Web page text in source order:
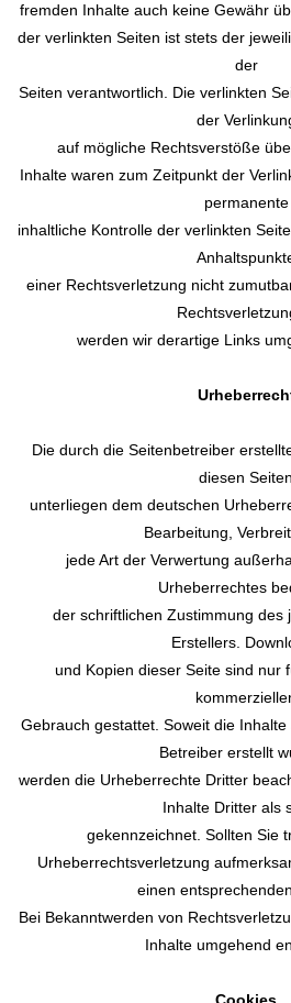
fremden Inhalte auch keine Gewähr
der verlinkten Seiten ist stets der
der
Seiten verantwortlich. Die verlinkten
der
auf mögliche Rechtsverstöße
Inhalte waren zum Zeitpunkt der
permanente
inhaltliche Kontrolle der verlinkten
einer Rechtsverletzung nicht
werden wir derartige Links
Die durch die Seitenbetreiber
diesen Seiten
unterliegen dem deutschen
Bearbeitung,
jede Art der Verwertung
Urheberrechtes
der schriftlichen Zustimmung des
Erstellers.
und Kopien dieser Seite sind nur
Gebrauch gestattet. Soweit die
Betreiber erstellt
werden die Urheberrechte Dritter
Inhalte Dritter als
gekennzeichnet. Sollten Sie
Urheberrechtsverletzung
einen
Bei Bekanntwerden von
Inhalte umgehend